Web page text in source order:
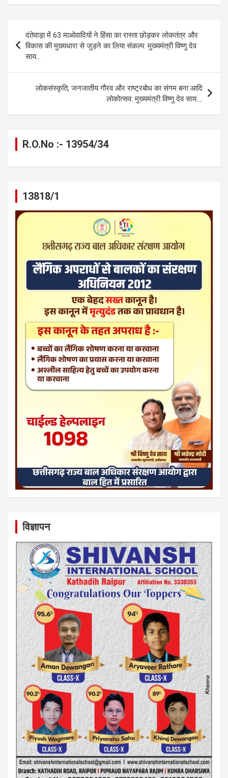
ce
o
o
k
se
n
g
at
s
A
p
e
a
ail py
Li
n
ar
e
Post
navigation
दंतेवाड़ा में 63 माओवादियों ने हिंसा का रास्ता छोड़कर लोकतंत्र और
विकास की मुख्यधारा से जुड़ने का लिया संकल्प: मुख्यमंत्री विष्णु देव
साय…
लोकसंस्कृति, जनजातीय गौरव और राष्ट्रबोध का संगम बना आदि
लोकोत्सव: मुख्यमंत्री विष्णु देव साय….
R.O.No :- 13954/34
13818/1
विज्ञापन